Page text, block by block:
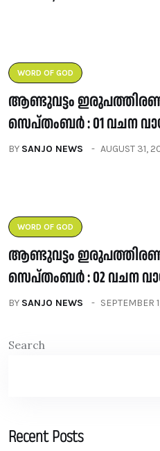
WORD OF GOD
ആണ്ടുവട്ടം
സെപ്തംബർ : 01 വചന
BY SANJO NEWS AUGUST 31,
WORD OF GOD
ആണ്ടുവട്ടം
സെപ്തംബർ : 02 വചന
BY SANJO NEWS SEPTEMBER
Search
Recent Posts